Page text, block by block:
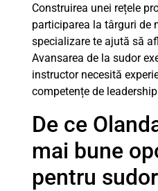
Construirea unei rețele
participarea la târguri de
specializare te ajută să
Avansarea de la sudor
instructor necesită
competențe de
De ce
mai bune
pentru